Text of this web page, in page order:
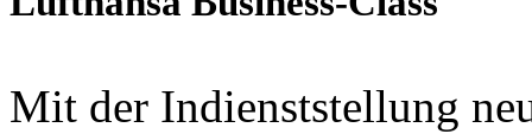
Mit der Indienststellung